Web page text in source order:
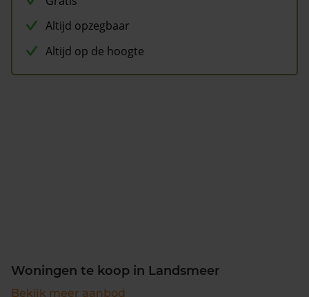
Altijd opzegbaar
Altijd op de hoogte
Woningen te koop in Landsmeer
Bekijk meer aanbod